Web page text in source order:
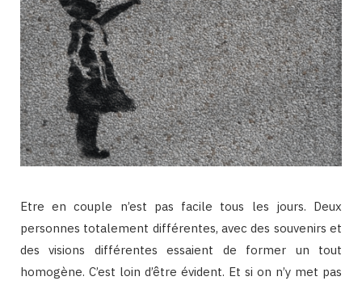
Etre en couple n’est pas facile tous les jours. Deux
personnes totalement différentes, avec des souvenirs et
des visions différentes essaient de former un tout
homogène. C’est loin d’être évident. Et si on n’y met pas